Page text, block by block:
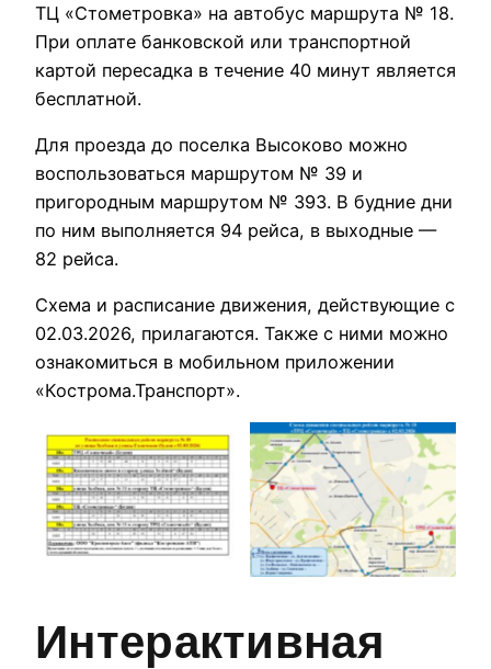
ТЦ «Стометровка» на автобус маршрута № 18.
При оплате банковской или транспортной
картой пересадка в течение 40 минут является
бесплатной.
Для проезда до поселка Высоково можно
воспользоваться маршрутом № 39 и
пригородным маршрутом № 393. В будние дни
по ним выполняется 94 рейса, в выходные —
82 рейса.
Схема и расписание движения, действующие с
02.03.2026, прилагаются. Также с ними можно
ознакомиться в мобильном приложении
«Кострома.Транспорт».
Расписание № 18 с 2
марта
Новая схема № 18 с
2 марта
Интерактивная